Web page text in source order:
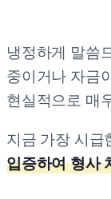
냉정하게 말씀
중이거나 자금
현실적으로 매
지금 가장 시급
입증하여 형사